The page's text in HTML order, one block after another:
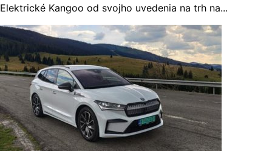
Elektrické Kangoo od svojho uvedenia na trh na...